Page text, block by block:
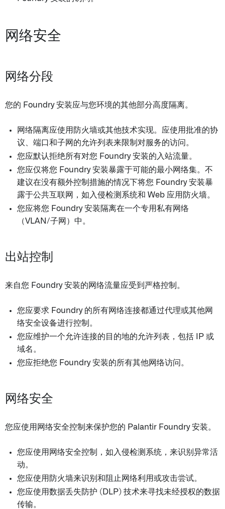
网络安全
网络分段
您的 Foundry 安装应与您环境的其他部分高度隔离。
网络隔离应使用防火墙或其他技术实现。应使用批准的协
议、端口和子网的允许列表来限制对服务的访问。
您应默认拒绝所有对您 Foundry 安装的入站流量。
您应仅将您 Foundry 安装暴露于可能的最小网络集。不
建议在没有额外控制措施的情况下将您 Foundry 安装暴
露于公共互联网，如入侵检测系统和 Web 应用防火墙。
您应将您 Foundry 安装隔离在一个专用私有网络
（VLAN/子网）中。
出站控制
来自您 Foundry 安装的网络流量应受到严格控制。
您应要求 Foundry 的所有网络连接都通过代理或其他网
络安全设备进行控制。
您应维护一个允许连接的目的地的允许列表，包括 IP 或
域名。
您应拒绝您 Foundry 安装的所有其他网络访问。
网络安全
您应使用网络安全控制来保护您的 Palantir Foundry 安装。
您应使用网络安全控制，如入侵检测系统，来识别异常活
动。
您应使用防火墙来识别和阻止网络利用或攻击尝试。
您应使用数据丢失防护 (DLP) 技术来寻找未经授权的数据
传输。